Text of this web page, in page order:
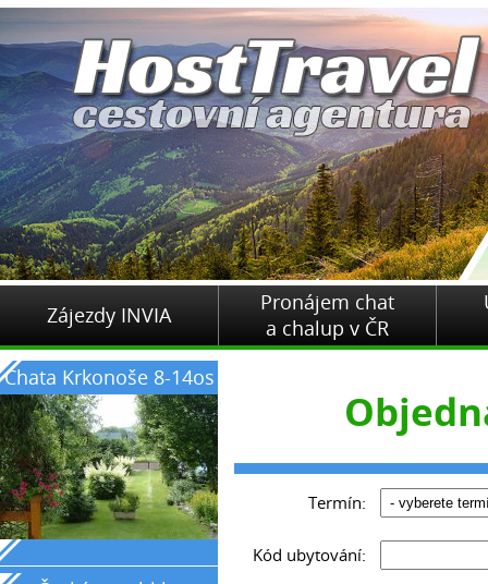
Zájezdy INVIA
Pronájem chat
a chalup v ČR
Chata Krkonoše 8-14os
_____________________________________________
Termín:
Kód ubytování: